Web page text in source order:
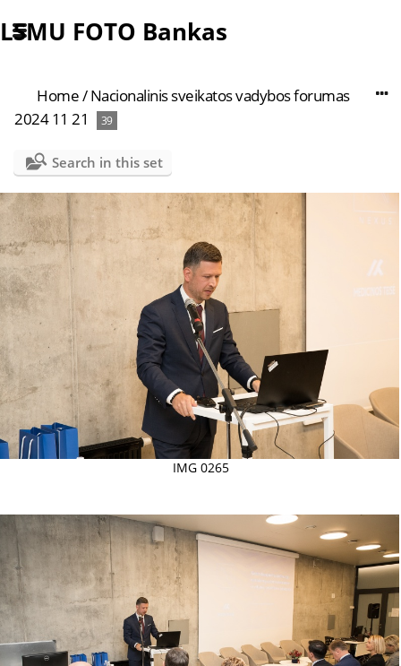
LSMU FOTO Bankas
Home/Nacionalinis sveikatos vadybos forumas
2024 11 21
39
Search in this set
IMG 0265